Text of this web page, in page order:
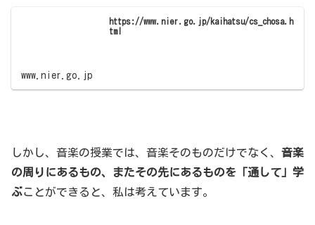
https://www.nier.go.jp/kaihatsu/cs_chosa.h
tml
www.nier.go.jp
しかし、音楽の授業では、音楽そのものだけでなく、 音楽
の周りにあるもの、またその先にあるものを「通して」学
ぶことができると、私は考えています。